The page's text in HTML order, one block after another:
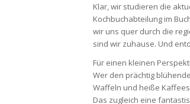
Klar, wir studieren die
Kochbuchabteilung im
wir uns quer durch die
sind wir zuhause. Und
Für einen kleinen
Wer den prächtig
Waffeln und heiße
Das zugleich eine